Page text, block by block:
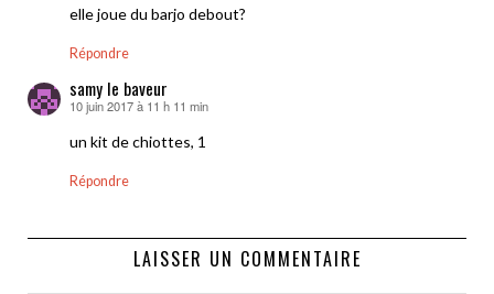
elle joue du barjo debout?
Répondre
samy le baveur
dit :
10 juin 2017 à 11 h 11 min
un kit de chiottes, 1
Répondre
LAISSER UN COMMENTAIRE